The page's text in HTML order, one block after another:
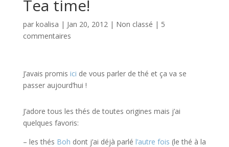
Tea time!
par koalisa | Jan 20, 2012| Non classé | 5
commentaires
J’avais promis ici de vous parler de thé et ça va se
passer aujourd’hui !
J’adore tous les thés de toutes origines mais j’ai
quelques favoris:
– les thés Boh dont j’ai déjà parlé l’autre fois (le thé à la